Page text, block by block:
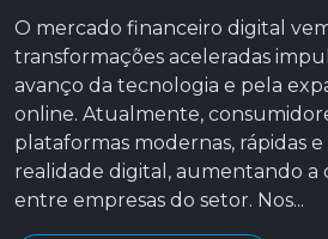
O mercado financeiro digital
transformações aceleradas
avanço da tecnologia e pela
online. Atualmente,
plataformas modernas, rápidas
realidade digital, aumentando a
entre empresas do setor. Nos...